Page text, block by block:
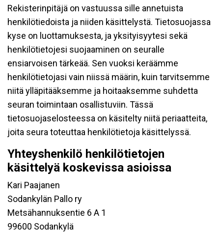
Rekisterinpitäjä on vastuussa sille annetuista
henkilötiedoista ja niiden käsittelystä. Tietosuojassa
kyse on luottamuksesta, ja yksityisyytesi sekä
henkilötietojesi suojaaminen on seuralle
ensiarvoisen tärkeää. Sen vuoksi keräämme
henkilötietojasi vain niissä määrin, kuin tarvitsemme
niitä ylläpitääksemme ja hoitaaksemme suhdetta
seuran toimintaan osallistuviin. Tässä
tietosuojaselosteessa on käsitelty niitä periaatteita,
joita seura toteuttaa henkilötietoja käsittelyssä.
Yhteyshenkilö henkilötietojen
käsittelyä koskevissa asioissa
Kari Paajanen
Sodankylän Pallo ry
Metsähannuksentie 6 A 1
99600 Sodankylä